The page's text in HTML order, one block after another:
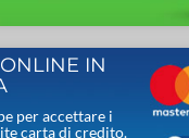
IN
per accettare i
carta di credito.